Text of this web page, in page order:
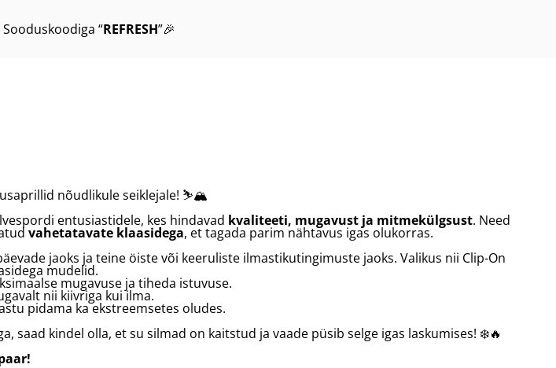
“REFRESH”🎉
nõudlikule seiklejale! ⛷️🏔️
entusiastidele, kes hindavad kvaliteeti, mugavust ja mitmekülgsust. Need
vahetatavate klaasidega, et tagada parim nähtavus igas olukorras.
jaoks ja teine öiste või keeruliste ilmastikutingimuste jaoks. Valikus nii Clip-On
mudelid.
mugavuse ja tiheda istuvuse.
nii kiivriga kui ilma.
pidama ka ekstreemsetes oludes.
saad kindel olla, et su silmad on kaitstud ja vaade püsib selge igas laskumises! ❄️🔥